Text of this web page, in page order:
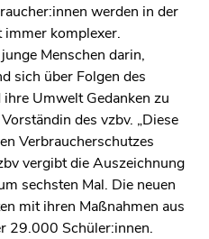
werden in der
komplexer.
Menschen darin,
sich über Folgen des
Umwelt Gedanken zu
des vzbv. „Diese
Verbraucherschutzes
vergibt die Auszeichnung
sechsten Mal. Die neuen
mit ihren Maßnahmen aus
29.000 Schüler:innen.